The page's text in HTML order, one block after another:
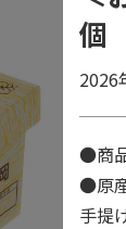
個
●商
●原
手提